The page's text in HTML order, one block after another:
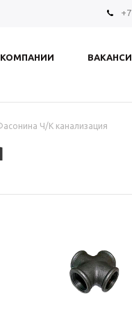
Ч/К канализация